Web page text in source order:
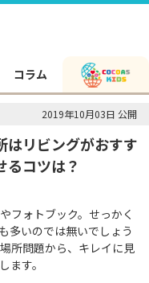
コラム
2019年10月03日 公開
はリビングがおすす
るコツは？
フォトブック。せっかく
多いのでは無いでしょう
所問題から、キレイに見
ます。